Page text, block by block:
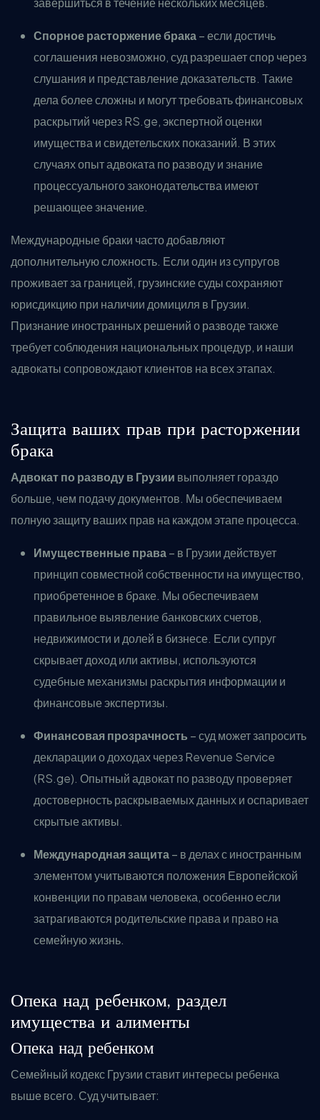
Спорное расторжение брака– если достичь
соглашения невозможно, суд разрешает спор через
слушания и представление доказательств. Такие
дела более сложны и могут требовать финансовых
раскрытий через RS.ge, экспертной оценки
имущества и свидетельских показаний. В этих
случаях опыт адвоката по разводу и знание
процессуального законодательства имеют
решающее значение.
Международные браки часто добавляют
дополнительную сложность. Если один из супругов
проживает за границей, грузинские суды сохраняют
юрисдикцию при наличии домициля в Грузии.
Признание иностранных решений о разводе также
требует соблюдения национальных процедур, и наши
адвокаты сопровождают клиентов на всех этапах.
Защита ваших прав при расторжении
брака
Адвокат по разводу в Грузии выполняет гораздо
больше, чем подачу документов. Мы обеспечиваем
полную защиту ваших прав на каждом этапе процесса.
Имущественные права– в Грузии действует
принцип совместной собственности на имущество,
приобретенное в браке. Мы обеспечиваем
правильное выявление банковских счетов,
недвижимости и долей в бизнесе. Если супруг
скрывает доход или активы, используются
судебные механизмы раскрытия информации и
финансовые экспертизы.
Финансовая прозрачность – суд может запросить
декларации о доходах через Revenue Service
(RS.ge). Опытный адвокат по разводу проверяет
достоверность раскрываемых данных и оспаривает
скрытые активы.
Международная защита– в делах с иностранным
элементом учитываются положения Европейской
конвенции по правам человека, особенно если
затрагиваются родительские права и право на
семейную жизнь.
Опека над ребенком, раздел
имущества и алименты
Опека над ребенком
Семейный кодекс Грузии ставит интересы ребенка
выше всего. Суд учитывает: